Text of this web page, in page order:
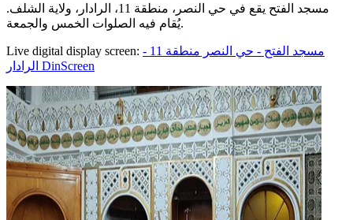
مسجد الفتح يقع في حي النصر، منطقة 11، الرادار، ولاية الشلف.
يُقام فيه الصلوات الخمس والجمعة.
Live digital display screen: مسجد الفتح - حي النصر منطقة 11 -
الرادار DinScreen